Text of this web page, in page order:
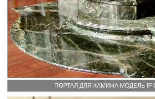
ПОРТАЛ ДЛЯ КАМИНА МОДЕЛЬ IF-